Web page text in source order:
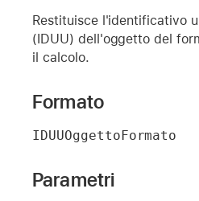
Restituisce l'identificativo
(IDUU) dell'oggetto del
il calcolo.
Formato
IDUUOggettoFormato
Parametri